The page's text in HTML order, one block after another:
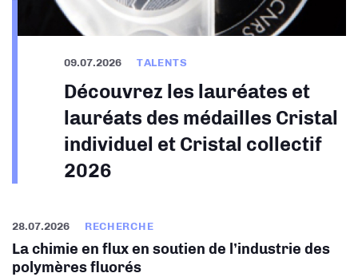
09.07.2026 TALENTS
Découvrez les lauréates et
lauréats des médailles Cristal
individuel et Cristal collectif
2026
28.07.2026 RECHERCHE
La chimie en flux en soutien de l’industrie des
polymères fluorés